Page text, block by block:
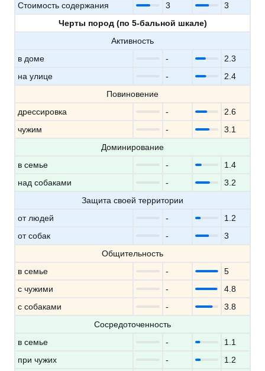
Стоимость содержания
3
3
Черты пород (по 5-бальной шкале)
Активность
в доме
-
2.3
на улице
-
2.4
Повиновение
дрессировка
-
2.6
чужим
-
3.1
Доминирование
в семье
-
1.4
над собаками
-
3.2
Защита своей территории
от людей
-
1.2
от собак
-
3
Общительность
в семье
-
5
с чужими
-
4.8
с собаками
-
3.8
Сосредоточенность
в семье
-
1.1
при чужих
-
1.2